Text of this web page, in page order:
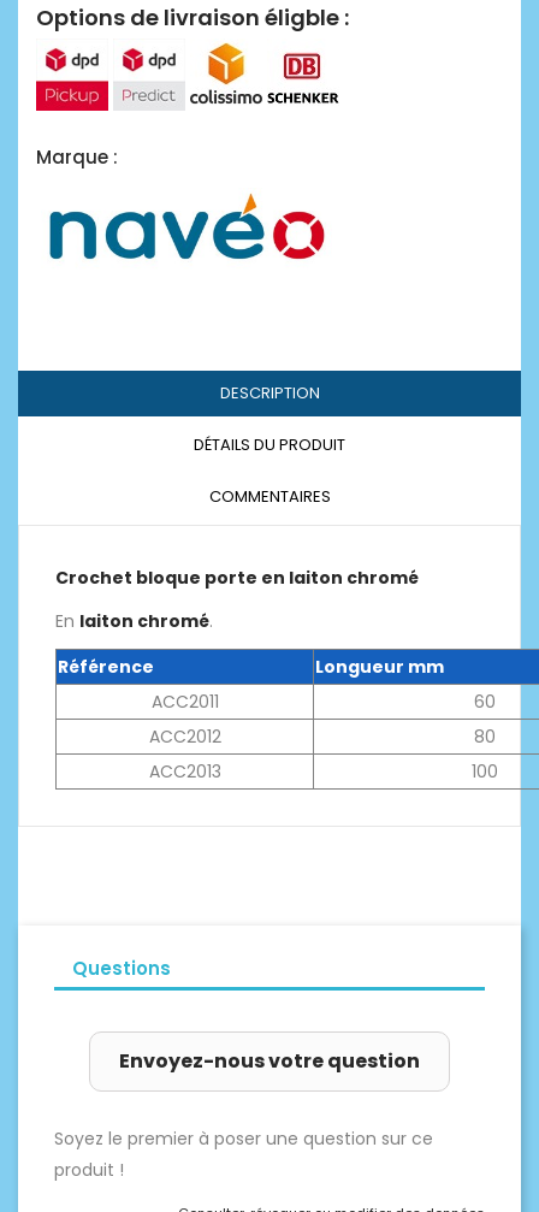
Options de livraison éligble :
Marque :
DESCRIPTION
DÉTAILS DU PRODUIT
COMMENTAIRES
Crochet bloque porte en laiton chromé
En laiton chromé.
Référence
Longueur mm
ACC2011
60
ACC2012
80
ACC2013
100
Questions
Envoyez-nous votre question
Soyez le premier à poser une question sur ce
produit !